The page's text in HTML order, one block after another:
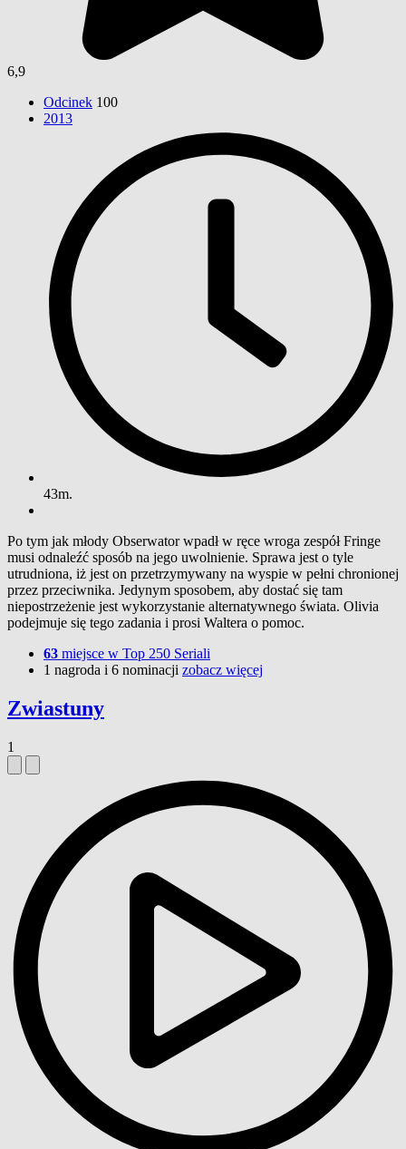
6,9
Odcinek 100
2013
43m.
Po tym jak młody Obserwator wpadł w ręce wroga zespół Fringe
musi odnaleźć sposób na jego uwolnienie. Sprawa jest o tyle
utrudniona, iż jest on przetrzymywany na wyspie w pełni chronionej
przez przeciwnika. Jedynym sposobem, aby dostać się tam
niepostrzeżenie jest wykorzystanie alternatywnego świata. Olivia
podejmuje się tego zadania i prosi Waltera o pomoc.
63 miejsce w Top 250 Seriali
1 nagroda i 6 nominacji zobacz więcej
Zwiastuny
1